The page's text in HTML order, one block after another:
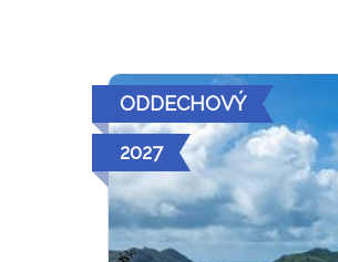
ODDECHOVÝ
2027